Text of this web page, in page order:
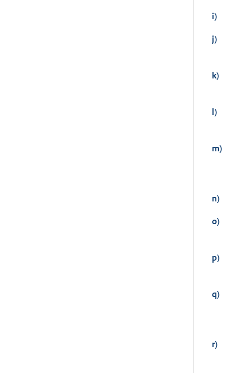
i)
j)
k)
l)
m)
n)
o)
p)
q)
r)